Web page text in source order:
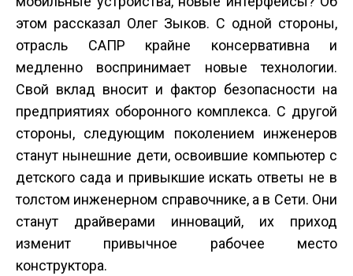
этом рассказал Олег Зыков. С одной стороны,
отрасль САПР крайне консервативна и
медленно воспринимает новые технологии.
Свой вклад вносит и фактор безопасности на
предприятиях оборонного комплекса. С другой
стороны, следующим поколением инженеров
станут нынешние дети, освоившие компьютер с
детского сада и привыкшие искать ответы не в
толстом инженерном справочнике, а в Сети. Они
станут драйверами инноваций, их приход
изменит привычное рабочее место
конструктора.